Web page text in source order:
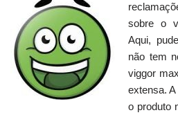
sobre o
Aqui,
não tem
viggor
extensa.
o produto